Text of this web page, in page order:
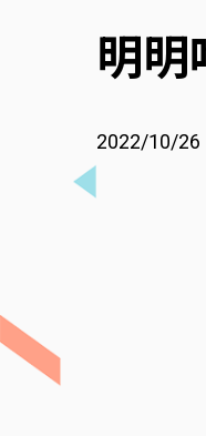
明明
2022/10/26